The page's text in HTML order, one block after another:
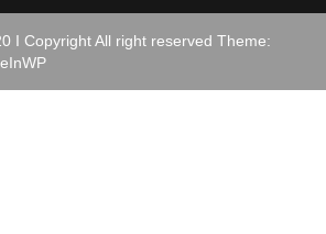
I Copyright All right reserved Theme: